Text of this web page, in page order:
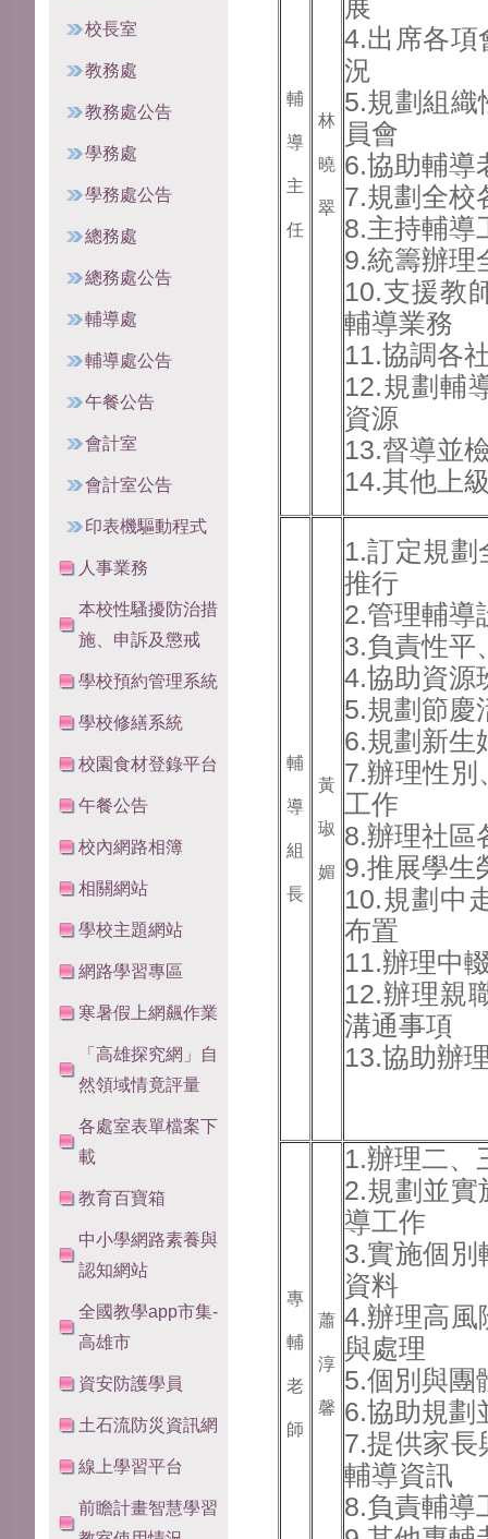
校長室
教務處
教務處公告
學務處
學務處公告
總務處
總務處公告
輔導處
輔導處公告
午餐公告
會計室
會計室公告
印表機驅動程式
人事業務
本校性騷擾防治措
施、申訴及懲戒
學校預約管理系統
學校修繕系統
校園食材登錄平台
午餐公告
校內網路相簿
相關網站
學校主題網站
網路學習專區
寒暑假上網飆作業
「高雄探究網」自
然領域情竟評量
各處室表單檔案下
載
教育百寶箱
中小學網路素養與
認知網站
全國教學app市集-
高雄市
資安防護學員
土石流防災資訊網
線上學習平台
前瞻計畫智慧學習
輔
導
主
任
林
曉
翠
展
4.出席各項
況
5.規劃組織
員會
6.協助輔導
7.規劃全校
8.主持輔導
9.統籌辦理
10.支援教
輔導業務
11.協調各
12.規劃輔
資源
13.督導並
14.其他上
輔
導
組
長
黃
琡
媚
1.訂定規
推行
2.管理輔導
3.負責性平
4.協助資源
5.規劃節慶
6.規劃新生
7.辦理性別
工作
8.辦理社區
9.推展學生
10.規劃中
布置
11.辦理中
12.辦理親
溝通事項
13.協助辦
專
輔
老
師
蕭
淳
馨
1.辦理二、
2.規劃並實
導工作
3.實施個別
資料
4.辦理高風
與處理
5.個別與團
6.協助規劃
7.提供家長
輔導資訊
8.負責輔導